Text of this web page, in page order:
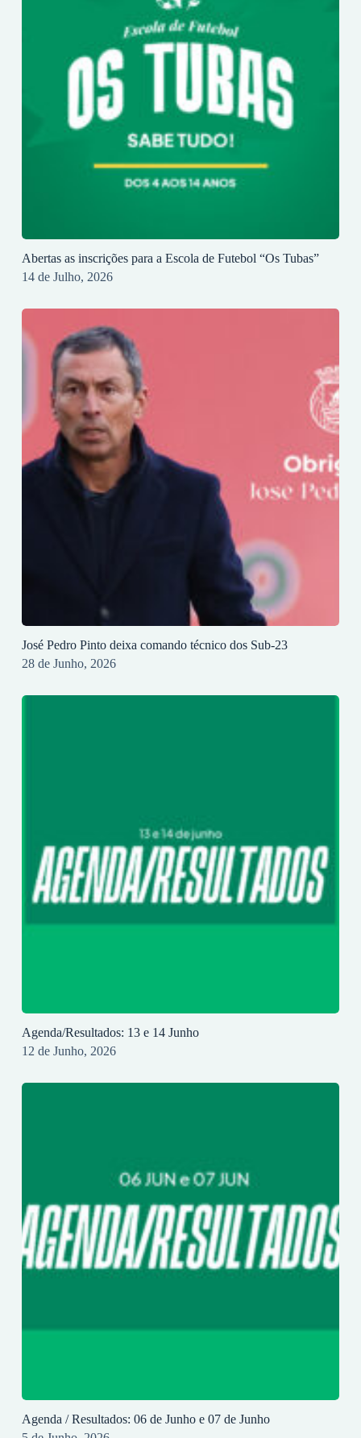
Abertas as inscrições para a Escola de Futebol “Os Tubas”
14 de Julho, 2026
José Pedro Pinto deixa comando técnico dos Sub-23
28 de Junho, 2026
Agenda/Resultados: 13 e 14 Junho
12 de Junho, 2026
Agenda / Resultados: 06 de Junho e 07 de Junho